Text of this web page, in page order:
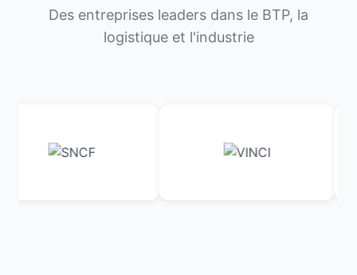
Des entreprises leaders dans le BTP, la
logistique et l'industrie